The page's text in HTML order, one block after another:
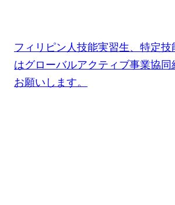
フィリピン人技能実習生、特定
はグローバルアクティブ事業協同
お願いします。